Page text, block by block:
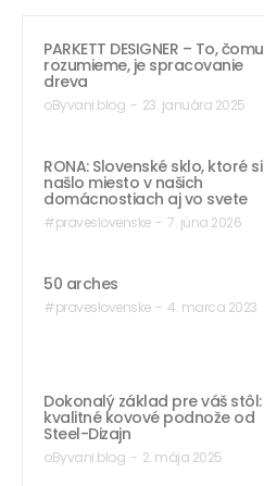
PARKETT DESIGNER – To, čomu
rozumieme, je spracovanie
dreva
oByvani.blog - 23. januára 2025
RONA: Slovenské sklo, ktoré si
našlo miesto v našich
domácnostiach aj vo svete
#praveslovenske - 7. júna 2026
50 arches
#praveslovenske - 4. marca 2023
Dokonalý základ pre váš stôl:
kvalitné kovové podnože od
Steel-Dizajn
oByvani.blog - 2. mája 2025